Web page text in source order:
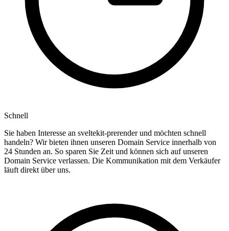
Schnell
Sie haben Interesse an sveltekit-prerender und möchten schnell
handeln? Wir bieten ihnen unseren Domain Service innerhalb von
24 Stunden an. So sparen Sie Zeit und können sich auf unseren
Domain Service verlassen. Die Kommunikation mit dem Verkäufer
läuft direkt über uns.